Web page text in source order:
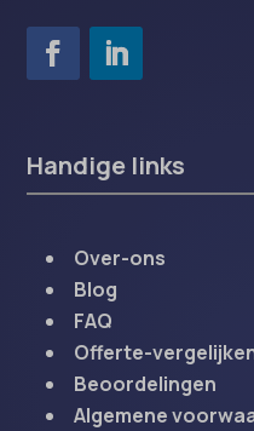
Handige links
Over-ons
Blog
FAQ
Offerte-
Beoordelingen
Algemene